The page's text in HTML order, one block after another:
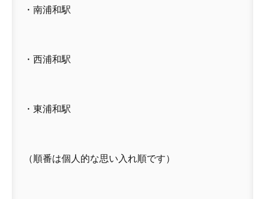
・南浦和駅
・西浦和駅
・東浦和駅
（順番は個人的な思い入れ順です）